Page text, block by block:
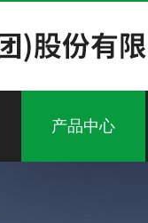
产品中心